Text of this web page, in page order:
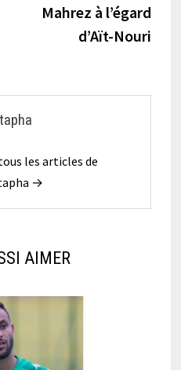
Mahrez à l’égard
d’Aït-Nouri
les articles de
→
AIMER